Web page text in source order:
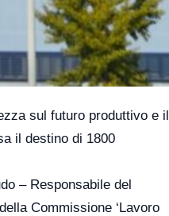
sul futuro produttivo e il
il destino di 1800
– Responsabile del
Commissione ‘Lavoro